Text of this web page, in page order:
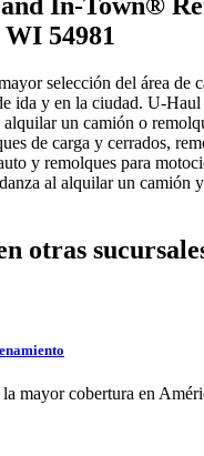
54981
selección del área de
ida y en la ciudad. U-Haul
un camión o
de carga y cerrados,
y remolques para
al alquilar un camión
otras
la mayor cobertura en